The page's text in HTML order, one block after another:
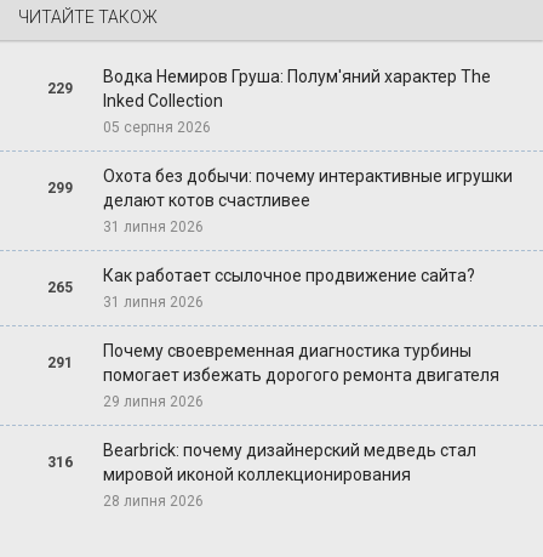
ЧИТАЙТЕ ТАКОЖ
229
Водка Немиров Груша: Полум'яний характер The
Inked Collection
05 серпня 2026
299
Охота без добычи: почему интерактивные игрушки
делают котов счастливее
31 липня 2026
265
Как работает ссылочное продвижение сайта?
31 липня 2026
291
Почему своевременная диагностика турбины
помогает избежать дорогого ремонта двигателя
29 липня 2026
316
Bearbrick: почему дизайнерский медведь стал
мировой иконой коллекционирования
28 липня 2026